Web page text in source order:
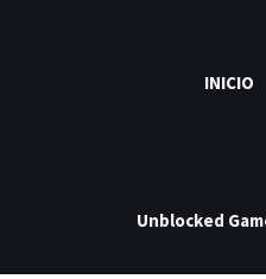
INICIO
Unblocked